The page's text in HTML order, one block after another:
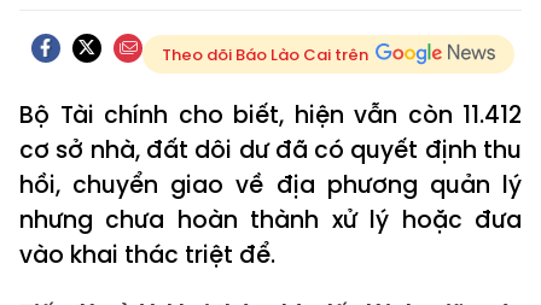
Theo dõi Báo Lào Cai trên
Bộ Tài chính cho biết, hiện vẫn còn 11.412
cơ sở nhà, đất dôi dư đã có quyết định thu
hồi, chuyển giao về địa phương quản lý
nhưng chưa hoàn thành xử lý hoặc đưa
vào khai thác triệt để.